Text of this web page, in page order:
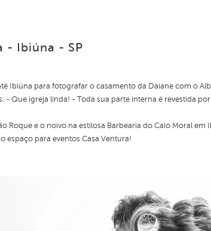
- Ibiúna - SP
Ibiúna para fotografar o casamento da Daiane com o
- Que igreja linda! - Toda sua parte interna é revestida
Roque e o noivo na estilosa Barbearia do Caio Moral em
espaço para eventos Casa Ventura!